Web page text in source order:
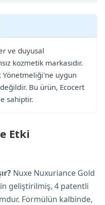
ve duyusal
kozmetik markasıdır.
Yönetmeliği'ne uygun
Bu ürün, Ecocert
sahiptir.
Etki
Nuxe Nuxuriance Gold
geliştirilmiş, 4 patentli
Formülün kalbinde,